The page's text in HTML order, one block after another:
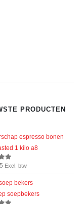
PRODUCTEN
espresso bonen
1 kilo a8
5Excl. btw
soepbekers